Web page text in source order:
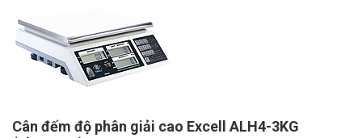
Cân đếm độ phân giải cao Excell ALH4-3KG